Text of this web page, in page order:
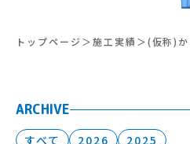
トップページ 施工実績 (仮称)
ARCHIVE
すべて 2026 2025